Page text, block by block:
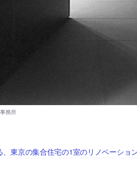
東京の集合住宅の1室のリノベーショ